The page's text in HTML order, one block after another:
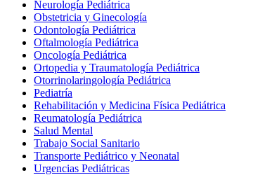
Neurología Pediátrica
Obstetricia y Ginecología
Odontología Pediátrica
Oftalmología Pediátrica
Oncología Pediátrica
Ortopedia y Traumatología Pediátrica
Otorrinolaringología Pediátrica
Pediatría
Rehabilitación y Medicina Física Pediátrica
Reumatología Pediátrica
Salud Mental
Trabajo Social Sanitario
Transporte Pediátrico y Neonatal
Urgencias Pediátricas